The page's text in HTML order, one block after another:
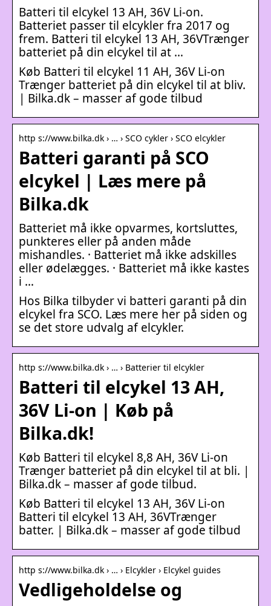
Batteri til elcykel 13 AH, 36V Li-on.
Batteriet passer til elcykler fra 2017 og
frem. Batteri til elcykel 13 AH, 36VTrænger
batteriet på din elcykel til at …
Køb Batteri til elcykel 11 AH, 36V Li-on
Trænger batteriet på din elcykel til at bliv.
| Bilka.dk – masser af gode tilbud
http s://www.bilka.dk › … › SCO cykler › SCO elcykler
Batteri garanti på SCO
elcykel | Læs mere på
Bilka.dk
Batteriet må ikke opvarmes, kortsluttes,
punkteres eller på anden måde
mishandles. · Batteriet må ikke adskilles
eller ødelægges. · Batteriet må ikke kastes
i …
Hos Bilka tilbyder vi batteri garanti på din
elcykel fra SCO. Læs mere her på siden og
se det store udvalg af elcykler.
http s://www.bilka.dk › … › Batterier til elcykler
Batteri til elcykel 13 AH,
36V Li-on | Køb på
Bilka.dk!
Køb Batteri til elcykel 8,8 AH, 36V Li-on
Trænger batteriet på din elcykel til at bli. |
Bilka.dk – masser af gode tilbud.
Køb Batteri til elcykel 13 AH, 36V Li-on
Batteri til elcykel 13 AH, 36VTrænger
batter. | Bilka.dk – masser af gode tilbud
http s://www.bilka.dk › … › Elcykler › Elcykel guides
Vedligeholdelse og